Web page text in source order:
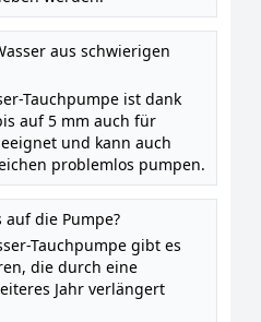
aus schwierigen
Tauchpumpe ist dank
auf 5 mm auch für
und kann auch
problemlos pumpen.
die Pumpe?
Tauchpumpe gibt es
die durch eine
Jahr verlängert